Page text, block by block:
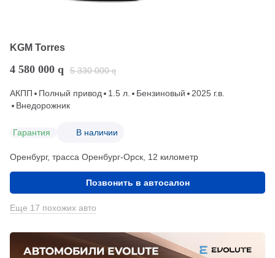
KGM Torres
4 580 000 q 5 330 000 q
АКПП Полный привод 1.5 л. Бензиновый
2025 г.в.
Внедорожник
Гарантия В наличии
Оренбург, трасса Оренбург-Орск, 12 километр
Позвонить в автосалон
Еще 17 похожих авто